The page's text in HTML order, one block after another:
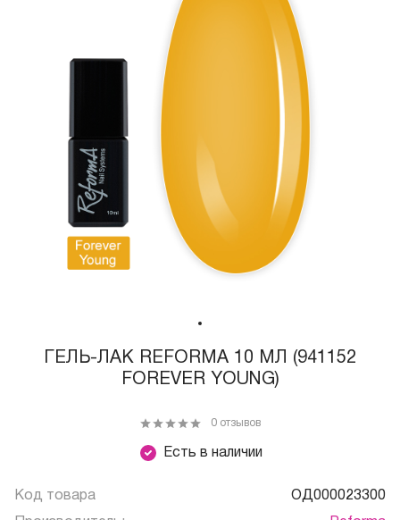
ГЕЛЬ-ЛАК REFORMA 10 МЛ (941152
FOREVER YOUNG)
Есть в наличии
0 отзывов
Код товара ОД000023300